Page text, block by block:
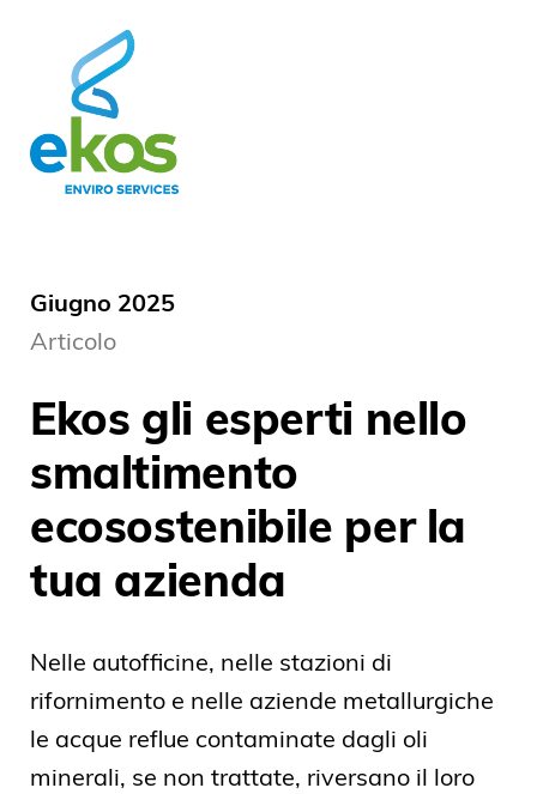
Giugno 2025
Articolo
Ekos gli esperti nello
smaltimento
ecosostenibile per la
tua azienda
Nelle autofficine, nelle stazioni di
rifornimento e nelle aziende metallurgiche
le acque reflue contaminate dagli oli
minerali, se non trattate, riversano il loro